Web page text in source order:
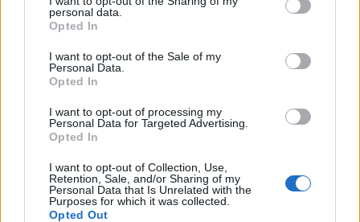
personal data.
Opted In
I want to opt-out of the Sale of my
Personal Data.
Opted In
I want to opt-out of processing my
Personal Data for Targeted Advertising.
Opted In
I want to opt-out of Collection, Use,
Retention, Sale, and/or Sharing of my
Personal Data that Is Unrelated with the
Purposes for which it was collected.
Opted Out